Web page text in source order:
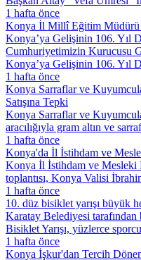
1 hafta önce
Konya İl Millî Eğitim Müdürü
Konya’ya Gelişinin 106. Yıl
Cumhuriyetimizin Kurucusu
Konya’ya Gelişinin 106. Yıl
1 hafta önce
Konya Sarraflar ve
Satışına Tepki
Konya Sarraflar ve
aracılığıyla gram altın ve
1 hafta önce
Konya'da İl İstihdam ve
Konya İl İstihdam ve Mesleki
toplantısı, Konya Valisi
1 hafta önce
10. düz bisiklet yarışı büyük
Karatay Belediyesi
Bisiklet Yarışı, yüzlerce
1 hafta önce
Konya İşkur'dan Tercih